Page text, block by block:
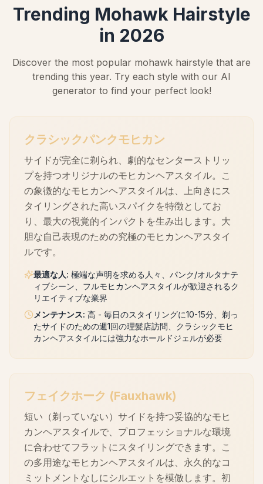
Trending Mohawk Hairstyle
in 2026
Discover the most popular mohawk hairstyle that are
trending this year. Try each style with our AI
generator to find your perfect look!
クラシックパンクモヒカン
サイドが完全に剃られ、劇的なセンターストリッ
プを持つオリジナルのモヒカンヘアスタイル。こ
の象徴的なモヒカンヘアスタイルは、上向きにス
タイリングされた高いスパイクを特徴としてお
り、最大の視覚的インパクトを生み出します。大
胆な自己表現のための究極のモヒカンヘアスタイ
ルです。
最適な人: 極端な声明を求める人々、パンク/オルタナテ
ィブシーン、フルモヒカンヘアスタイルが歓迎されるク
リエイティブな業界
メンテナンス: 高 - 毎日のスタイリングに10-15分、剃っ
たサイドのための週1回の理髪店訪問、クラシックモヒ
カンヘアスタイルには強力なホールドジェルが必要
フェイクホーク (Fauxhawk)
短い（剃っていない）サイドを持つ妥協的なモヒ
カンヘアスタイルで、プロフェッショナルな環境
に合わせてフラットにスタイリングできます。こ
の多用途なモヒカンヘアスタイルは、永久的なコ
ミットメントなしにシルエットを模倣します。初